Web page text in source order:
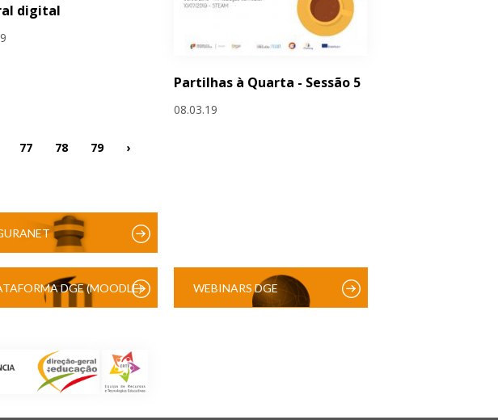
digital
Partilhas à Quarta - Sessão 5
08.03.19
77 78 79 ›
DGE (MOODLE) WEBINARS DGE